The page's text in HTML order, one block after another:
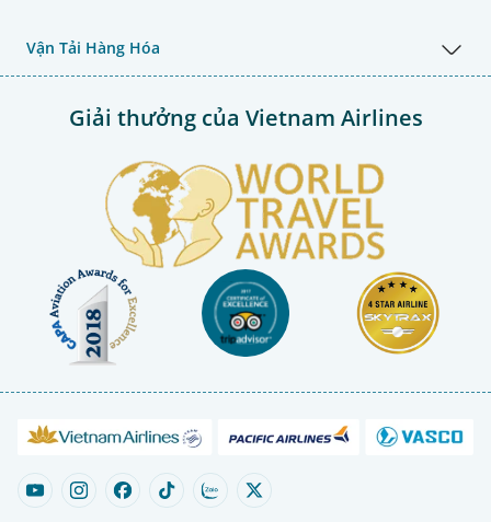
Vận Tải Hàng Hóa
Giải thưởng của Vietnam Airlines